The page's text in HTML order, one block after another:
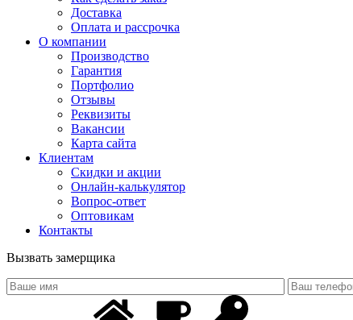
Доставка
Оплата и рассрочка
О компании
Производство
Гарантия
Портфолио
Отзывы
Реквизиты
Вакансии
Карта сайта
Клиентам
Скидки и акции
Онлайн-калькулятор
Вопрос-ответ
Оптовикам
Контакты
Вызвать замерщика